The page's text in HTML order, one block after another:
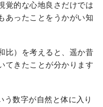
覚的な心地良さだけでは
あったことをうかがい知
比）を考えると、遥か昔
てきたことが分かります
数字が自然と体に入り